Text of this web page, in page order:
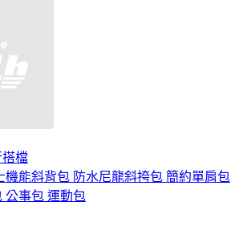
搭檔
機能斜背包 防水尼龍斜挎包 簡約單肩包
公事包 運動包